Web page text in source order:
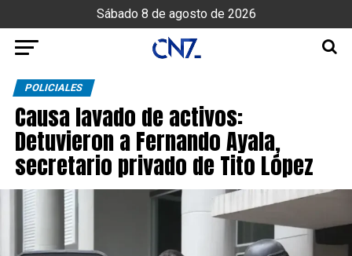
Sábado 8 de agosto de 2026
POLICIALES
Causa lavado de activos:
Detuvieron a Fernando Ayala,
secretario privado de Tito López